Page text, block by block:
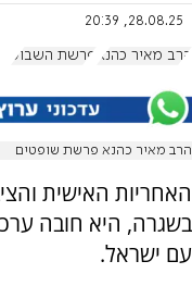
28.08.25, 20:39
הרב מאיר כהנא פרשת השבוע
הרב מאיר כהנא פרשת שופטים
האחריות האישית
בשגרה, היא חובה
עם ישראל.